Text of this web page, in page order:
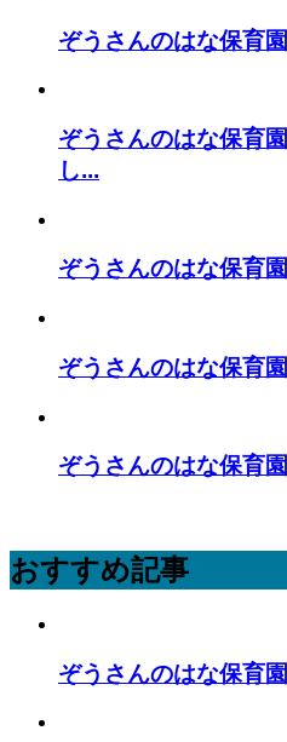
ぞうさんのはな保育
ぞうさんのはな保育
し...
ぞうさんのはな保育
ぞうさんのはな保育
ぞうさんのはな保育
おすすめ記事
ぞうさんのはな保育